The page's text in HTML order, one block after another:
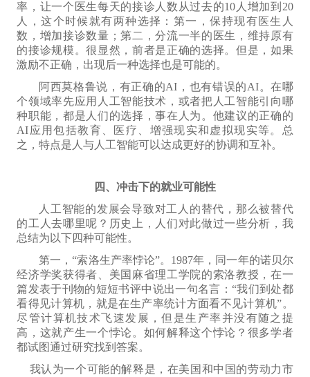
率，让一个医生每天的接诊人数从过去的10 人增加到 20
人，这个时候 就有两种选择：第一，保持现有医生人
数，增加接诊数量；第二，分流一半的医生，维持原有
的接诊规模。很显然，前者是正确的选择。但是，如果
激励不正确，出现后一种选择也是可能的。
阿西莫格鲁说，有正确的AI，也有错误的AI。在哪
个领域率先应用 人工智能技术 ，或者把人工智能引向哪
种职能，都是人们的选择，事在人为。 他建议的正确的
AI应用包括教育、医疗、增强现实和虚拟现实等。总
之，特点是人与人工智能可以达成更好的协调和互补。
四、冲击下的就业可能性
人工智能的发展会导致对工人的替代，那么被替代
的工人去哪里呢 ？历史上，人们对此做过一些分析，我
总结为以下四种可能性。
第一，“索洛生产率悖论”。1987年， 同一年的诺贝尔
经济学奖获得者、美国麻省理工学院的索洛教授，在一
篇发表于刊物的短短书评中说出一句名言：“我们到处都
看得见计算机，就是在生产率统计方面看不见计算机”。
尽管计算机技术飞速发展，但是生产率并没有随之提
高，这就产生一个悖论。如何解释这个悖论？很多学者
都试图通过研究找到答案。
我认为一个可能的解释是，在美国和中国的劳动力市